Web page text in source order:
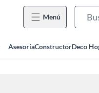
Menú
AsesoríaConstructorDeco